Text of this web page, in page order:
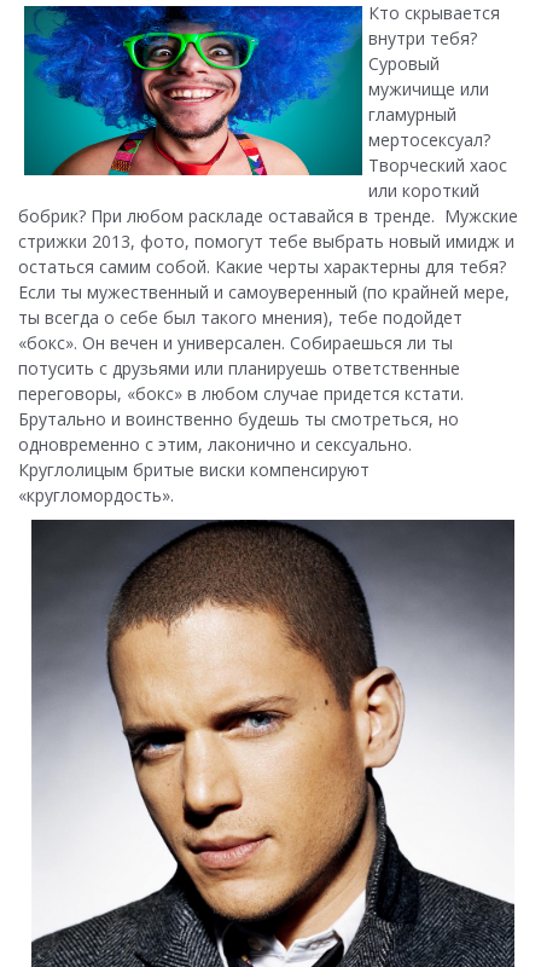
Кто скрывается
внутри тебя?
Суровый
мужичище или
гламурный
мертосексуал?
Творческий хаос
или короткий
бобрик? При любом раскладе оставайся в тренде. Мужские
стрижки 2013, фото, помогут тебе выбрать новый имидж и
остаться самим собой. Какие черты характерны для тебя?
Если ты мужественный и самоуверенный (по крайней мере,
ты всегда о себе был такого мнения), тебе подойдет
«бокс». Он вечен и универсален. Собираешься ли ты
потусить с друзьями или планируешь ответственные
переговоры, «бокс» в любом случае придется кстати.
Брутально и воинственно будешь ты смотреться, но
одновременно с этим, лаконично и сексуально.
Круглолицым бритые виски компенсируют
«кругломордость».